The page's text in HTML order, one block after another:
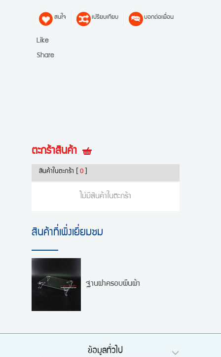
สนใจ เปรียบเทียบ บอกต่อเพื่อน
Like
Share
ตะกร้าสินค้า
สินค้าในตะกร้า 0
ไม่มีสินค้าในตะกร้า
สินค้าที่เพิ่งเยี่ยมชม
ฐานฝาครอบผืนผ้า
ข้อมูลทั่วไป